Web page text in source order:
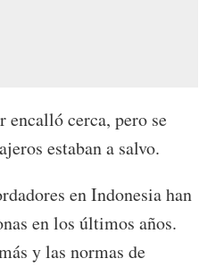
encalló cerca, pero se
estaban a salvo.
en Indonesia han
en los últimos años.
y las normas de